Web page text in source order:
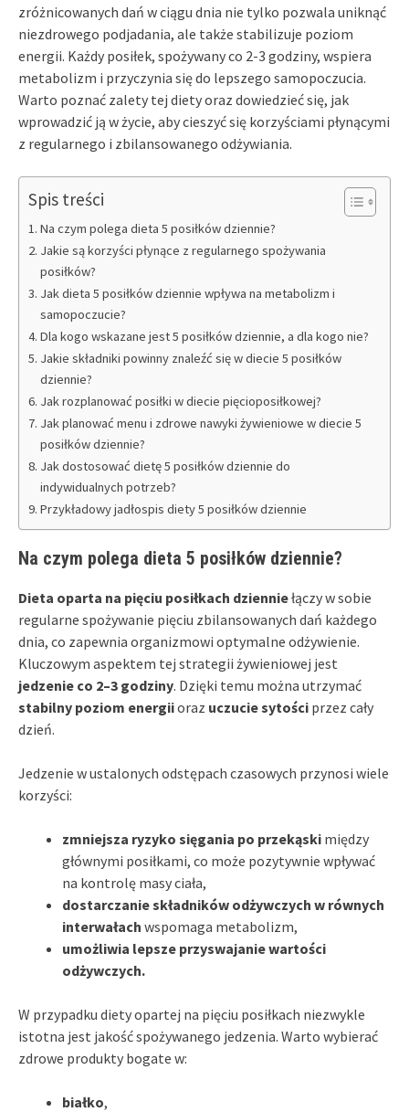
zróżnicowanych dań w ciągu dnia nie tylko pozwala uniknąć
niezdrowego podjadania, ale także stabilizuje poziom
energii. Każdy posiłek, spożywany co 2-3 godziny, wspiera
metabolizm i przyczynia się do lepszego samopoczucia.
Warto poznać zalety tej diety oraz dowiedzieć się, jak
wprowadzić ją w życie, aby cieszyć się korzyściami płynącymi
z regularnego i zbilansowanego odżywiania.
Spis treści
Na czym polega dieta 5 posiłków dziennie?
Jakie są korzyści płynące z regularnego spożywania
posiłków?
Jak dieta 5 posiłków dziennie wpływa na metabolizm i
samopoczucie?
Dla kogo wskazane jest 5 posiłków dziennie, a dla kogo nie?
Jakie składniki powinny znaleźć się w diecie 5 posiłków
dziennie?
Jak rozplanować posiłki w diecie pięcioposiłkowej?
Jak planować menu i zdrowe nawyki żywieniowe w diecie 5
posiłków dziennie?
Jak dostosować dietę 5 posiłków dziennie do
indywidualnych potrzeb?
Przykładowy jadłospis diety 5 posiłków dziennie
Na czym polega dieta 5 posiłków dziennie?
Dieta oparta na pięciu posiłkach dzienniełączy w sobie
regularne spożywanie pięciu zbilansowanych dań każdego
dnia, co zapewnia organizmowi optymalne odżywienie.
Kluczowym aspektem tej strategii żywieniowej jest
jedzenie co 2–3 godziny. Dzięki temu można utrzymać
stabilny poziom energiioraz uczucie sytości przez cały
dzień.
Jedzenie w ustalonych odstępach czasowych przynosi wiele
korzyści:
zmniejsza ryzyko sięgania po przekąski między
głównymi posiłkami, co może pozytywnie wpływać
na kontrolę masy ciała,
dostarczanie składników odżywczych w równych
interwałach wspomaga metabolizm,
umożliwia lepsze przyswajanie wartości
odżywczych.
W przypadku diety opartej na pięciu posiłkach niezwykle
istotna jest jakość spożywanego jedzenia. Warto wybierać
zdrowe produkty bogate w:
białko,